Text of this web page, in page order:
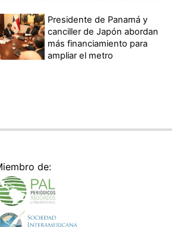
Presidente de Panamá y
canciller de Japón abordan
más financiamiento para
ampliar el metro
de: